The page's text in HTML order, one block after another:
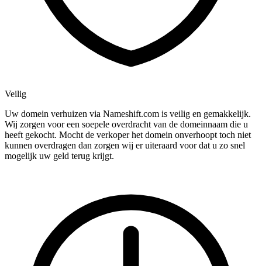
Veilig
Uw domein verhuizen via Nameshift.com is veilig en gemakkelijk.
Wij zorgen voor een soepele overdracht van de domeinnaam die u
heeft gekocht. Mocht de verkoper het domein onverhoopt toch niet
kunnen overdragen dan zorgen wij er uiteraard voor dat u zo snel
mogelijk uw geld terug krijgt.